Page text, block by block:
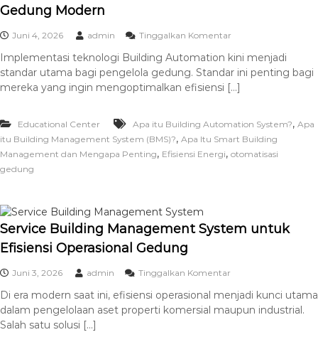
Gedung Modern
Juni 4, 2026 admin Tinggalkan Komentar
Implementasi teknologi Building Automation kini menjadi
standar utama bagi pengelola gedung. Standar ini penting bagi
mereka yang ingin mengoptimalkan efisiensi […]
Educational Center Apa itu Building Automation System?, Apa
itu Building Management System (BMS)?, Apa Itu Smart Building
Management dan Mengapa Penting, Efisiensi Energi, otomatisasi
gedung
Service Building Management System untuk
Efisiensi Operasional Gedung
Juni 3, 2026 admin Tinggalkan Komentar
Di era modern saat ini, efisiensi operasional menjadi kunci utama
dalam pengelolaan aset properti komersial maupun industrial.
Salah satu solusi […]